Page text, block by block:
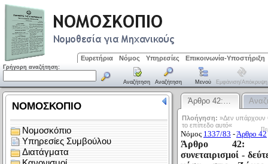
Ευρετήρια Νόμος Υπηρεσίες Επικοινωνία-Υποστήριξη
Γρήγορη αναζήτηση:
Αναζήτηση Αναζήτηση Μενού Εμφάνιση/απόκρυψη
Άρθρο 42:…